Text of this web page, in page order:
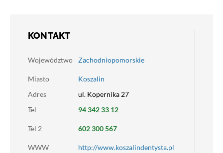
KONTAKT
Województwo Zachodniopomorskie
Miasto
Koszalin
Adres
ul. Kopernika 27
Tel
94 342 33 12
Tel 2 602 300 567
WWW http://www.koszalindentysta.pl